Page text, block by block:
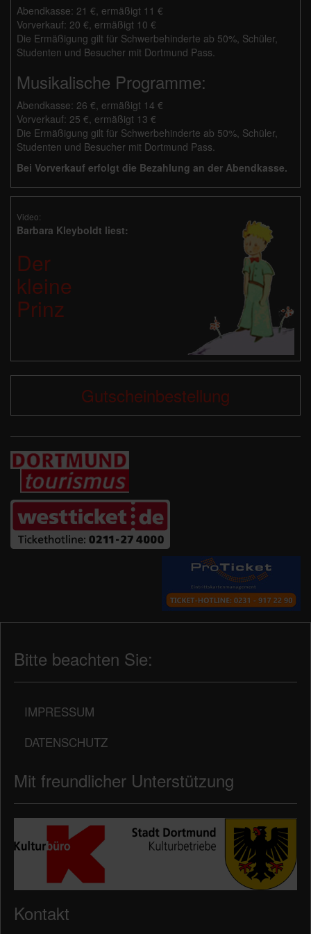
Abendkasse: 21 €, ermäßigt 11 €
Vorverkauf: 20 €, ermäßigt 10 €
Die Ermäßigung gilt für Schwerbehinderte ab 50%, Schüler,
Studenten und Besucher mit Dortmund Pass.
Musikalische Programme:
Abendkasse: 26 €, ermäßigt 14 €
Vorverkauf: 25 €, ermäßigt 13 €
Die Ermäßigung gilt für Schwerbehinderte ab 50%, Schüler,
Studenten und Besucher mit Dortmund Pass.
Bei Vorverkauf erfolgt die Bezahlung an der Abendkasse.
Video:
Barbara Kleyboldt liest:
Der
kleine
Prinz
Gutscheinbestellung
Bitte beachten Sie:
IMPRESSUM
DATENSCHUTZ
Mit freundlicher Unterstützung
Kontakt